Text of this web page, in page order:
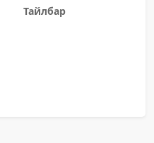
Тайлбар